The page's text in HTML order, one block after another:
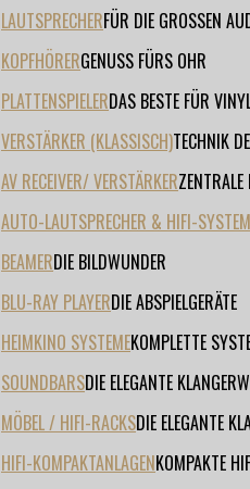
LAUTSPRECHERFÜR DIE GROSSEN
KOPFHÖRERGENUSS FÜRS OHR
PLATTENSPIELERDAS BESTE FÜR
VERSTÄRKER (KLASSISCH)TECHNIK
AV RECEIVER/ VERSTÄRKERZENTRALE
AUTO-LAUTSPRECHER & HIFI-
BEAMERDIE BILDWUNDER
BLU-RAY PLAYERDIE ABSPIELGERÄTE
HEIMKINO SYSTEMEKOMPLETTE
SOUNDBARSDIE ELEGANTE
MÖBEL / HIFI-RACKSDIE ELEGANTE
HIFI-KOMPAKTANLAGENKOMPAKTE